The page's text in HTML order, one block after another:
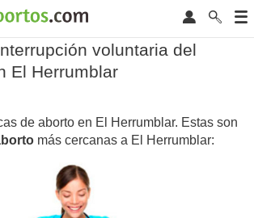
voluntaria del
El Herrumblar
de aborto en El Herrumblar. Estas son
más cercanas a El Herrumblar: